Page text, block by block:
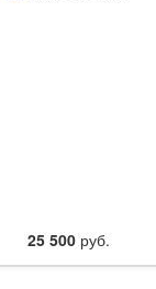
25 500руб.